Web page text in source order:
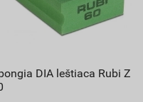
DIA leštiaca Rubi Z